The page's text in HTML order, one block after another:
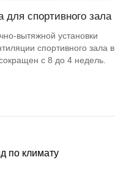
для спортивного зала
вытяжной установки
спортивного зала в
с 8 до 4 недель.
по климату